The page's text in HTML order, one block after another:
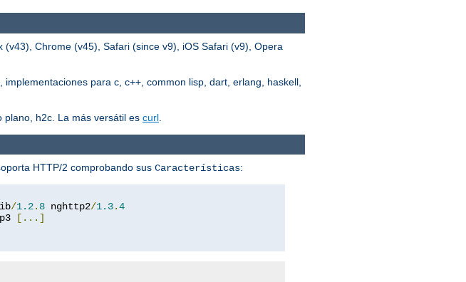
Chrome (v45), Safari (since v9), iOS Safari (v9), Opera
implementaciones para c, c++, common lisp, dart, erlang, haskell,
plano, h2c. La más versátil es curl
HTTP/2 comprobando sus Características:
/1.2. 8 nghttp2/1.3.4
[...]